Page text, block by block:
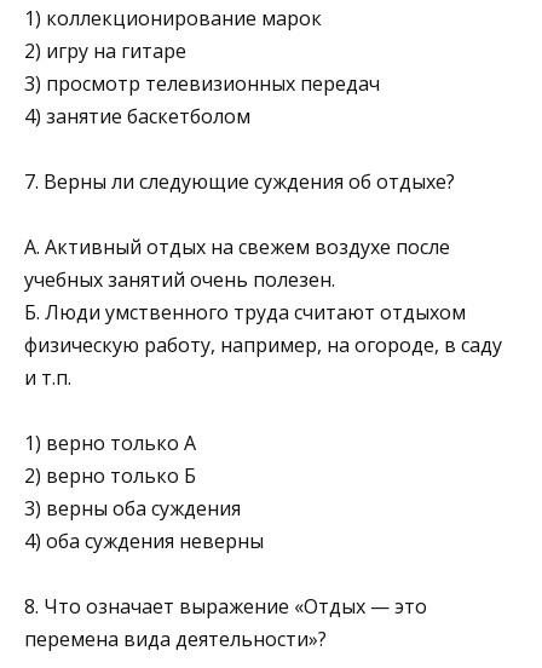
1) коллекционирование марок
2) игру на гитаре
3) просмотр телевизионных передач
4) занятие баскетболом
7. Верны ли следующие суждения об отдыхе?
А. Активный отдых на свежем воздухе после
учебных занятий очень полезен.
Б. Люди умственного труда считают отдыхом
физическую работу, например, на огороде, в саду
и т.п.
1) верно только А
2) верно только Б
3) верны оба суждения
4) оба суждения неверны
8. Что означает выражение «Отдых — это
перемена вида дея­тельности»?